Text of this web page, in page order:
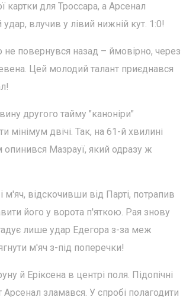
для Троссара, а Арсенал
влучив у лівий нижній кут. 1:0!
повернувся назад – ймовірно, через
Цей молодий талант приєднався
другого тайму "каноніри"
мінімум двічі. Так, на 61-й хвилині
Мазрауї, який одразу ж
м'яч, відскочивши від Парті, потрапив
його у ворота п'яткою. Рая знову
лише удар Едегора з-за меж
м'яч з-під поперечки!
й Еріксена в центрі поля. Підопічні
зламався. У спробі полагодити